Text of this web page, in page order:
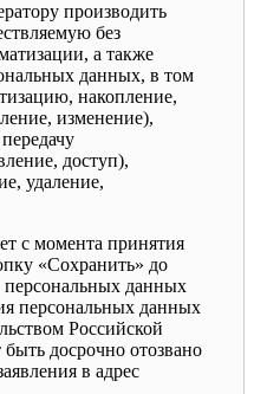
производить
без
а также
данных, в том
накопление,
изменение),
доступ),
удаление,
с момента принятия
«Сохранить» до
персональных данных
персональных данных
Российской
досрочно отозвано
в адрес